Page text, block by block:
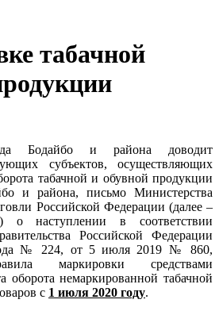
табачной
Бодайбо и района доводит
субъектов, осуществляющих
табачной и обувной продукции
и района, письмо Министерства
Российской Федерации (далее –
о наступлении в соответствии
Российской Федерации
№ 224, от 5 июля 2019 № 860,
маркировки средствами
оборота немаркированной табачной
с 1 июля 2020 году.